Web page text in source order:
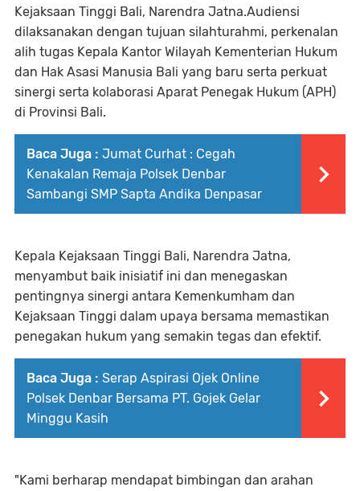
Kejaksaan Tinggi Bali, Narendra Jatna.Audiensi
dilaksanakan dengan tujuan silahturahmi, perkenalan
alih tugas Kepala Kantor Wilayah Kementerian Hukum
dan Hak Asasi Manusia Bali yang baru serta perkuat
sinergi serta kolaborasi Aparat Penegak Hukum (APH)
di Provinsi Bali.
Baca Juga : Jumat Curhat : Cegah
Kenakalan Remaja Polsek Denbar
Sambangi SMP Sapta Andika Denpasar
Kepala Kejaksaan Tinggi Bali, Narendra Jatna,
menyambut baik inisiatif ini dan menegaskan
pentingnya sinergi antara Kemenkumham dan
Kejaksaan Tinggi dalam upaya bersama memastikan
penegakan hukum yang semakin tegas dan efektif.
Baca Juga : Serap Aspirasi Ojek Online
Polsek Denbar Bersama PT. Gojek Gelar
Minggu Kasih
"Kami berharap mendapat bimbingan dan arahan